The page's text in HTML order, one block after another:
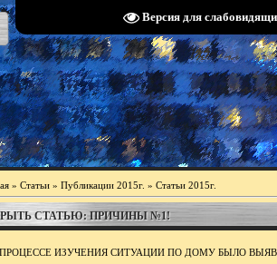
Версия для
» Статьи » Публикации 2015г. » Статьи 2015г.
СТАТЬЮ: ПРИЧИНЫ №1!
ИЗУЧЕНИЯ СИТУАЦИИ ПО ДОМУ БЫЛО